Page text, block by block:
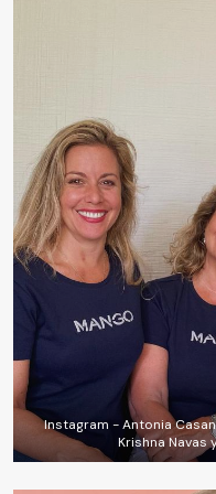
Instagram - Antonia
Krishna Navas